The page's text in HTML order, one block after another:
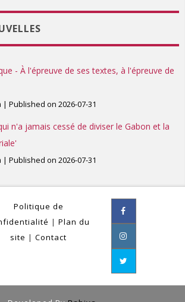
- À l'épreuve de ses textes, à l'épreuve de
Published on 2026-07-31
n'a jamais cessé de diviser le Gabon et la
Published on 2026-07-31
Politique de
| Plan du
site | Contact